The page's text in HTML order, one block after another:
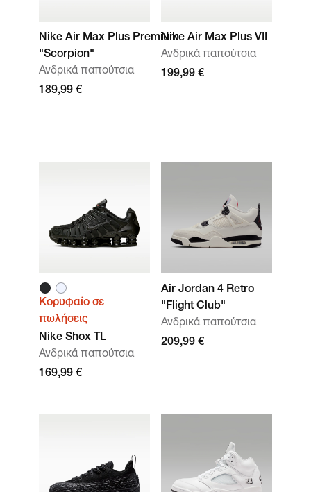
Nike Air Max Plus Premium
"Scorpion"
Ανδρικά παπούτσια
189,99 €
Nike Air Max Plus VII
Ανδρικά παπούτσια
199,99 €
Κορυφαίο σε
πωλήσεις
Nike Shox TL
Ανδρικά παπούτσια
169,99 €
Air Jordan 4 Retro
"Flight Club"
Ανδρικά παπούτσια
209,99 €